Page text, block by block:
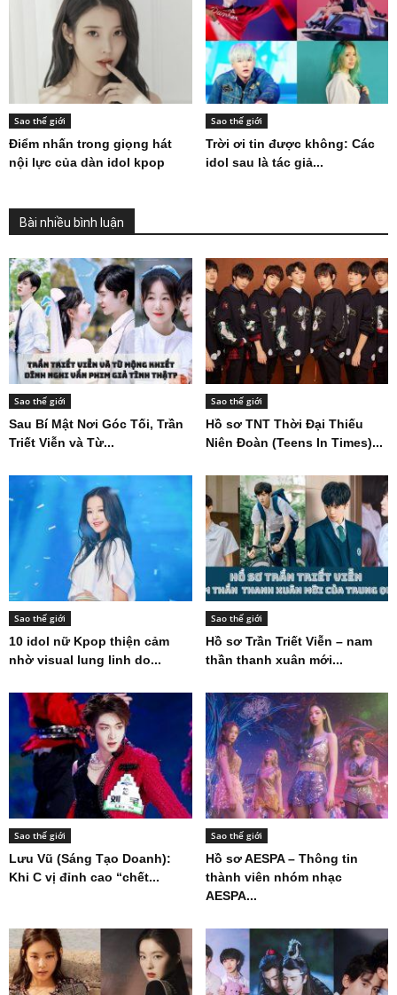
Sao thế giới
Điểm nhấn trong giọng hát
nội lực của dàn idol kpop
Sao thế giới
Trời ơi tin được không: Các
idol sau là tác giả...
Bài nhiều bình luận
Sao thế giới
Sau Bí Mật Nơi Góc Tối, Trần
Triết Viễn và Từ...
Sao thế giới
Hồ sơ TNT Thời Đại Thiếu
Niên Đoàn (Teens In Times)...
Sao thế giới
10 idol nữ Kpop thiện cảm
nhờ visual lung linh do...
Sao thế giới
Hồ sơ Trần Triết Viễn – nam
thần thanh xuân mới...
Sao thế giới
Lưu Vũ (Sáng Tạo Doanh):
Khi C vị đỉnh cao “chết...
Sao thế giới
Hồ sơ AESPA – Thông tin
thành viên nhóm nhạc
AESPA...